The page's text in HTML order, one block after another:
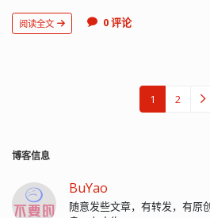
阅读全文 0 评论
1 2
博客信息
BuYao
随意发些文章，有转发，有原